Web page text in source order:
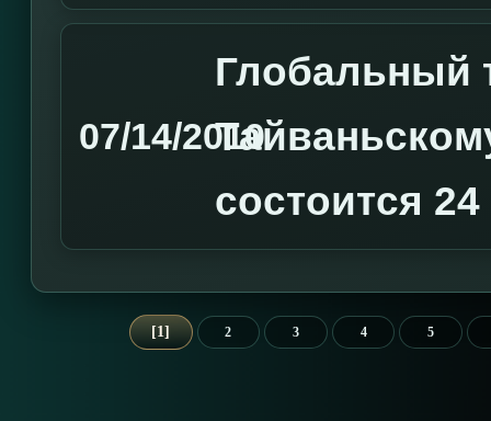
07/14/2010
Глобальный
состоится
1 2 3 4 5